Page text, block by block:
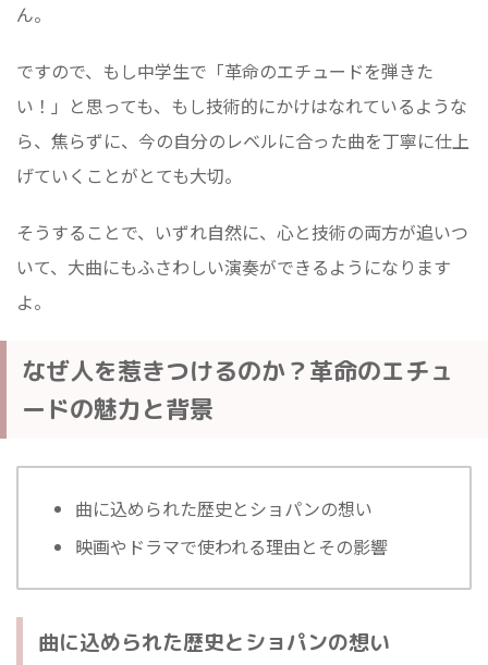
ん。
ですので、もし中学生で「革命のエチュードを弾きた
い！」と思っても、もし技術的にかけはなれているような
ら、焦らずに、今の自分のレベルに合った曲を丁寧に仕上
げていくことがとても大切。
そうすることで、いずれ自然に、心と技術の両方が追いつ
いて、大曲にもふさわしい演奏ができるようになります
よ。
なぜ人を惹きつけるのか？革命のエチュ
ードの魅力と背景
曲に込められた歴史とショパンの想い
映画やドラマで使われる理由とその影響
曲に込められた歴史とショパンの想い